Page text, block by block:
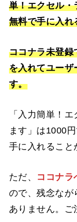
単！エクセル・
無料で手に入れ
ココナラ未登録
を入れてユー
す。
「入力簡単！
ます」は1000
手に入れること
ただ、 ココナラ
ので、残念なが
ありません。ご